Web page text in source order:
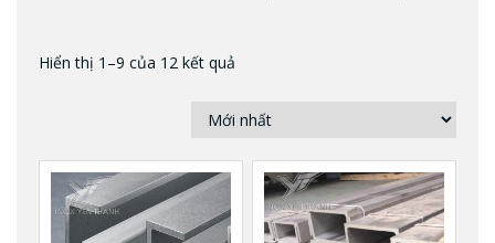
Hiển thị 1–9 của 12 kết quả